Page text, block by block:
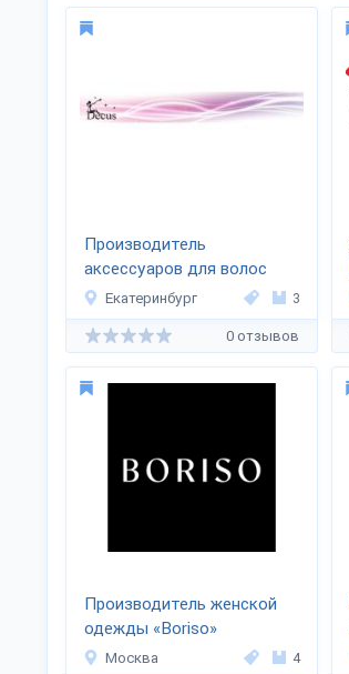
Производитель
аксессуаров для волос
DECUS (Декус)
Екатеринбург 3
0 отзывов
Производитель женской
одежды «Boriso»
Москва 4